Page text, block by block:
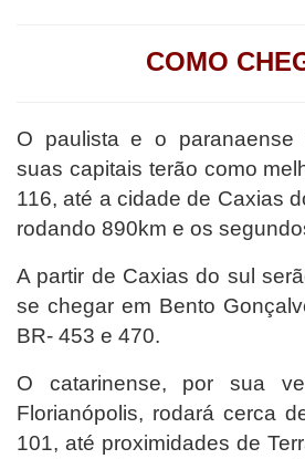
COMO
O paulista e o paranaense
suas capitais terão como
116, até a cidade de Caxias
rodando 890km e os
A partir de Caxias do sul
se chegar em Bento
BR- 453 e 470.
O catarinense, por sua
Florianópolis, rodará cerca
101, até proximidades de